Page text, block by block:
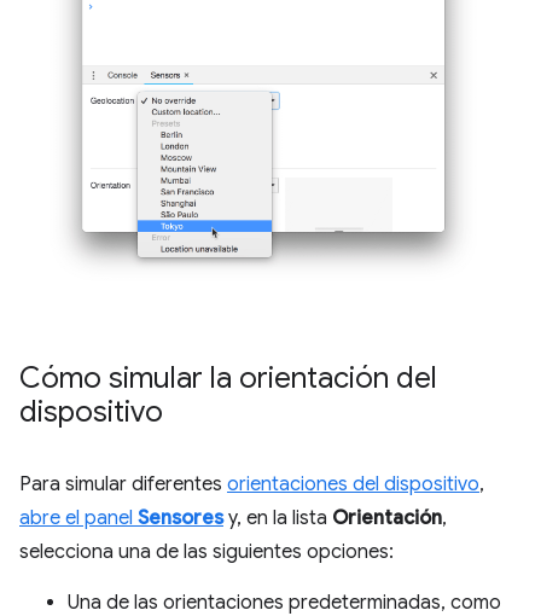
Cómo simular la orientación del
dispositivo
Para simular diferentes orientaciones del dispositivo,
abre el panel Sensoresy, en la lista Orientación,
selecciona una de las siguientes opciones:
Una de las orientaciones predeterminadas, como